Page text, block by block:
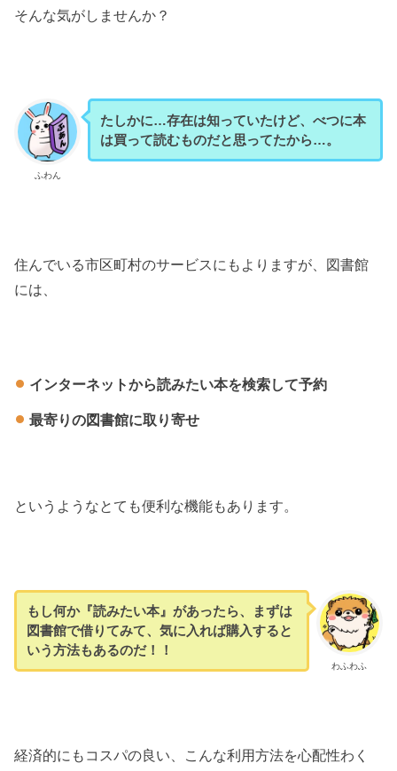
そんな気がしませんか？
ふわん
たしかに…存在は知っていたけど、べつに本
は買って読むものだと思ってたから…。
住んでいる市区町村のサービスにもよりますが、図書館
には、
インターネットから読みたい本を検索して予約
最寄りの図書館に取り寄せ
というようなとても便利な機能もあります。
わふわふ
もし何か『読みたい本』があったら、まずは
図書館で借りてみて、気に入れば購入すると
いう方法もあるのだ！！
経済的にもコスパの良い、こんな利用方法を心配性わく